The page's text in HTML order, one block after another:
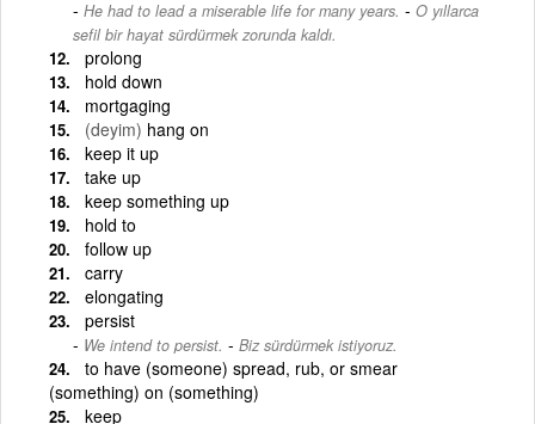
He had to lead a miserable life for many years. - O yıllarca
sefil bir hayat sürdürmek zorunda kaldı.
prolong
hold down
mortgaging
(deyim) hang on
keep it up
take up
keep something up
hold to
follow up
carry
elongating
persist
We intend to persist. - Biz sürdürmek istiyoruz.
to have (someone) spread, rub, or smear
(something) on (something)
keep